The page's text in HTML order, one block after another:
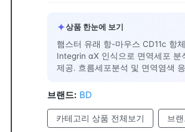
✦상품 한눈에 보기
햄스터 유래 항-마우스 CD11c 항
Integrin αX 인식으로 면역세포 분
제공. 흐름세포분석 및 면역염색
브랜드: BD
카테고리 상품 전체보기 브